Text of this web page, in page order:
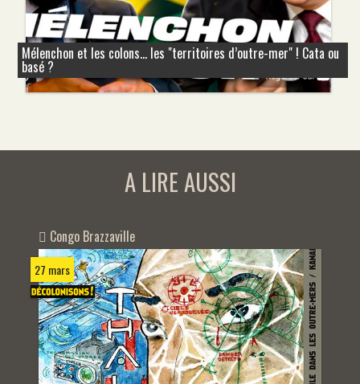
Mélenchon et les colons... les "territoires d’outre-mer" ! Cata ou
basé ?
A LIRE AUSSI
Congo Brazzaville
27 mars